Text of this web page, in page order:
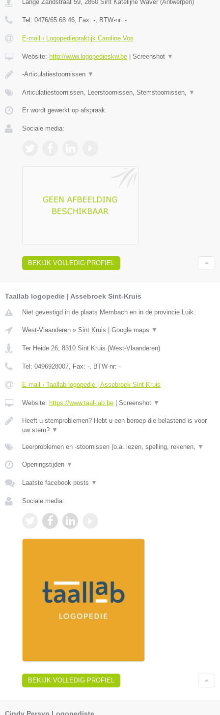
Lange Zandstraat 59, 2860 Sint Katelijne Waver (Antwerpen)
Tel: 0476/65.68.46, Fax: -, BTW-nr: -
E-mail › Logopediepraktijk Caroline Vos
Website: http://www.logopedieskw.be Screenshot ▼
-Articulatiestoornissen ▼
Articulatiestoornissen, Leerstoornissen, Stemstoornissen, ▼
Er wordt gewerkt op afspraak.
Sociale media:
BEKIJK VOLLEDIG PROFIEL
Taallab logopedie | Assebroek Sint-Kruis
Niet gevestigd in de plaats Membach en in de provincie Luik.
West-Vlaanderen » Sint Kruis | Google maps ▼
Ter Heide 26 8310 Sint Kruis (West-Vlaanderen)
Tel: 0496928007 , Fax: - , BTW-nr: -
E-mail › Taallab logopedie | Assebroek Sint-Kruis
Website: https://www.taal-lab.be | Screenshot ▼
Heeft u stemproblemen? Hebt u een beroep die belastend is voor
uw stem? ▼
Leerproblemen en -stoornissen (o.a. lezen, spelling, rekenen, ▼
Openingstijden ▼
Laatste facebook posts ▼
Sociale media:
BEKIJK VOLLEDIG PROFIEL
Cindy Persyn Logopediste